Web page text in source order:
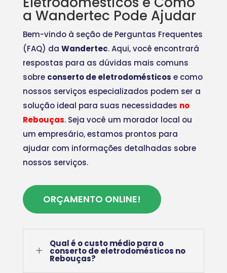
a Wandertec Pode Ajudar
Bem-vindo à seção de Perguntas Frequentes
(FAQ) da Wandertec. Aqui, você encontrará
respostas para as dúvidas mais comuns
sobre conserto de eletrodomésticos e como
nossos serviços especializados podem ser a
solução ideal para suas necessidades no
Rebouças. Seja você um morador local ou
um empresário, estamos prontos para
ajudar com informações detalhadas sobre
nossos serviços.
ORÇAMENTO ONLINE!
L
Qual é o custo médio para o
conserto de eletrodomésticos no
Rebouças?